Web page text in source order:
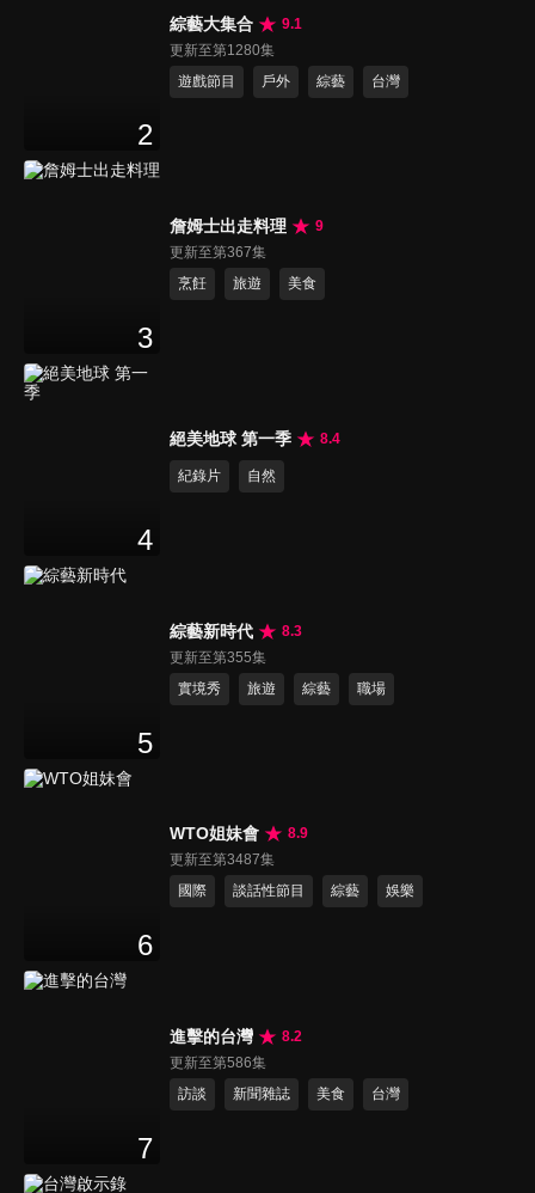
2
綜藝大集合
9.1
更新至第1280集
遊戲節目
戶外 綜藝 台灣
3
詹姆士出走料理
9
更新至第367集
烹飪
旅遊 美食
4
絕美地球 第一季 8.4
紀錄片 自然
5
綜藝新時代
8.3
更新至第355集
實境秀
旅遊 綜藝 職場
6
WTO姐妹會
8.9
更新至第3487集
國際
談話性節目 綜藝 娛樂
7
進擊的台灣
8.2
更新至第586集
訪談
新聞雜誌 美食 台灣